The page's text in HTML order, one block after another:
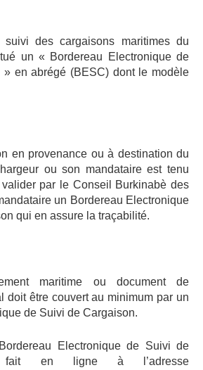
des cargaisons maritimes du
un « Bordereau Electronique de
en abrégé (BESC) dont le modèle
en provenance ou à destination du
ou son mandataire est tenu
valider par le Conseil Burkinabè des
un Bordereau Electronique
qui en assure la traçabilité.
maritime ou document de
doit être couvert au minimum par un
de Suivi de Cargaison.
Electronique de Suivi de
fait en ligne à l’adresse